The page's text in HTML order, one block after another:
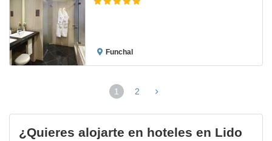
Funchal
1
(página
2
¿Quieres alojarte en hoteles en Lido